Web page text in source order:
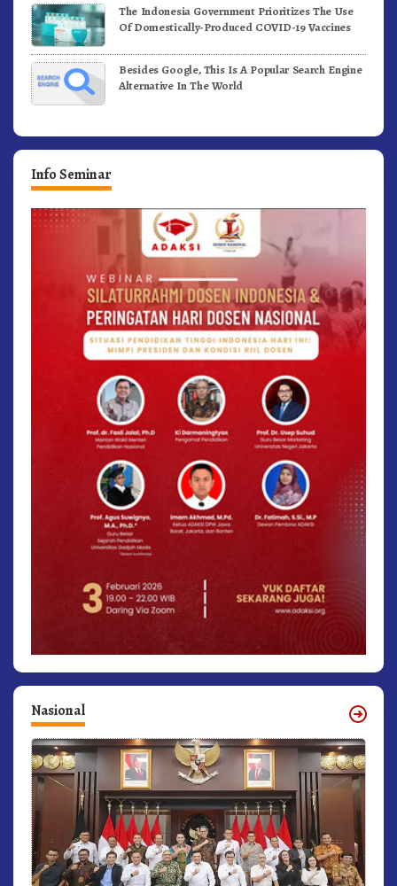
The Indonesia Government Prioritizes The Use
Of Domestically-Produced COVID-19 Vaccines
Besides Google, This Is A Popular Search Engine
Alternative In The World
Info Seminar
Nasional